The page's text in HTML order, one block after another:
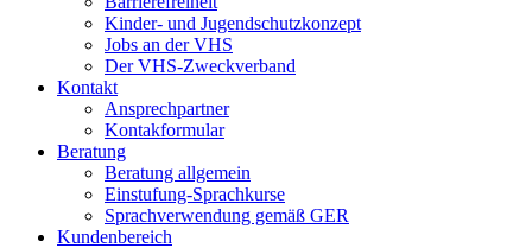
Kinder- und Jugendschutzkonzept
Jobs an der VHS
Der VHS-Zweckverband
Kontakt
Ansprechpartner
Kontakformular
Beratung
Beratung allgemein
Einstufung-Sprachkurse
Sprachverwendung gemäß GER
Kundenbereich